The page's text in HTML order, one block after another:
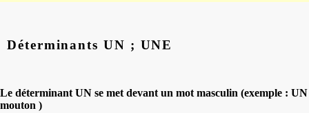
Déterminants UN ; UNE
Le déterminant UN se met devant un mot masculin (exemple : UN
mouton )